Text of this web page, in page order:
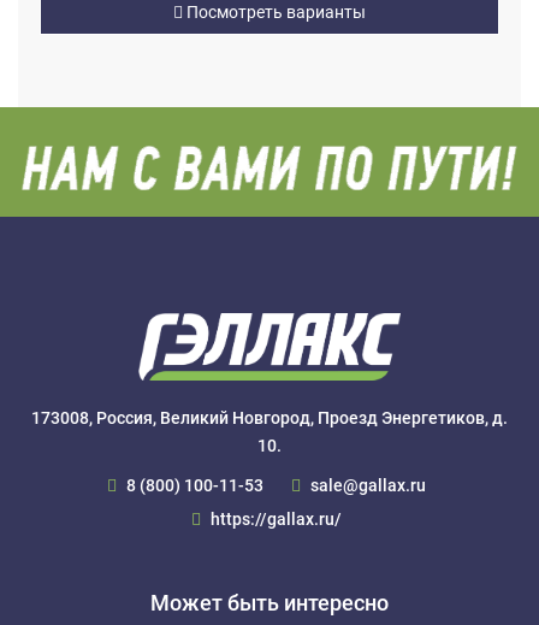
Посмотреть варианты
173008, Россия, Великий Новгород, Проезд Энергетиков, д.
10.
8 (800) 100-11-53
sale@gallax.ru
https://gallax.ru/
Может быть интересно